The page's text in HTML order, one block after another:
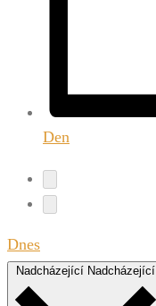
Den
Dnes
Nadcházející Nadcházející